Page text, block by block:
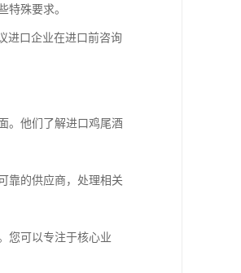
特殊要求。
进口企业在进口前咨询
。他们了解进口鸡尾酒
靠的供应商，处理相关
您可以专注于核心业